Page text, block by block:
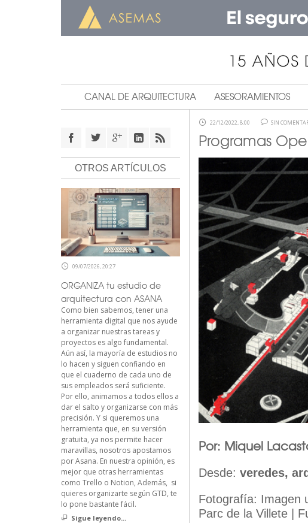
CANAL DE ARQUITECTURA ASESORAMIENTOS
22/12/2022, 8:00 SIN
Programas
Por: Miquel
Desde: veredes,
Fotografía: Imagen
Parc de la Villete |
OTROS ARTÍCULOS
09/07/2026, 20:27
ORGANIZA tu estudio de
arquitectura con ASANA
Como bien sabemos, tener una
herramienta digital que nos ayude
a organizar nuestras tareas y
proyectos es algo fundamental.
Aún así, la mayoría de estudios no
lo hacen y siguen confiando en
que el cuaderno de cada uno de
sus empleados será suficiente.
Por ello, animamos a todos ellos a
dar el salto y organizarse con más
precisión. Y si queremos una
herramienta que, en su versión
gratuita, ya nos permite hacer
maravillas, nosotros apostamos
por Asana. En nuestra opinión, es
mejor que otras herramientas
como Trello o Notion, Además, si
quieres organizarte según GTD, te
lo pone bastante fácil.
Sigue leyendo...